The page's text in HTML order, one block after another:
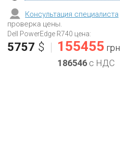
Консультация специалиста
проверка цены.
Dell PowerEdge R740 цена:
5757 $ | 155455 грн
186546 с НДС